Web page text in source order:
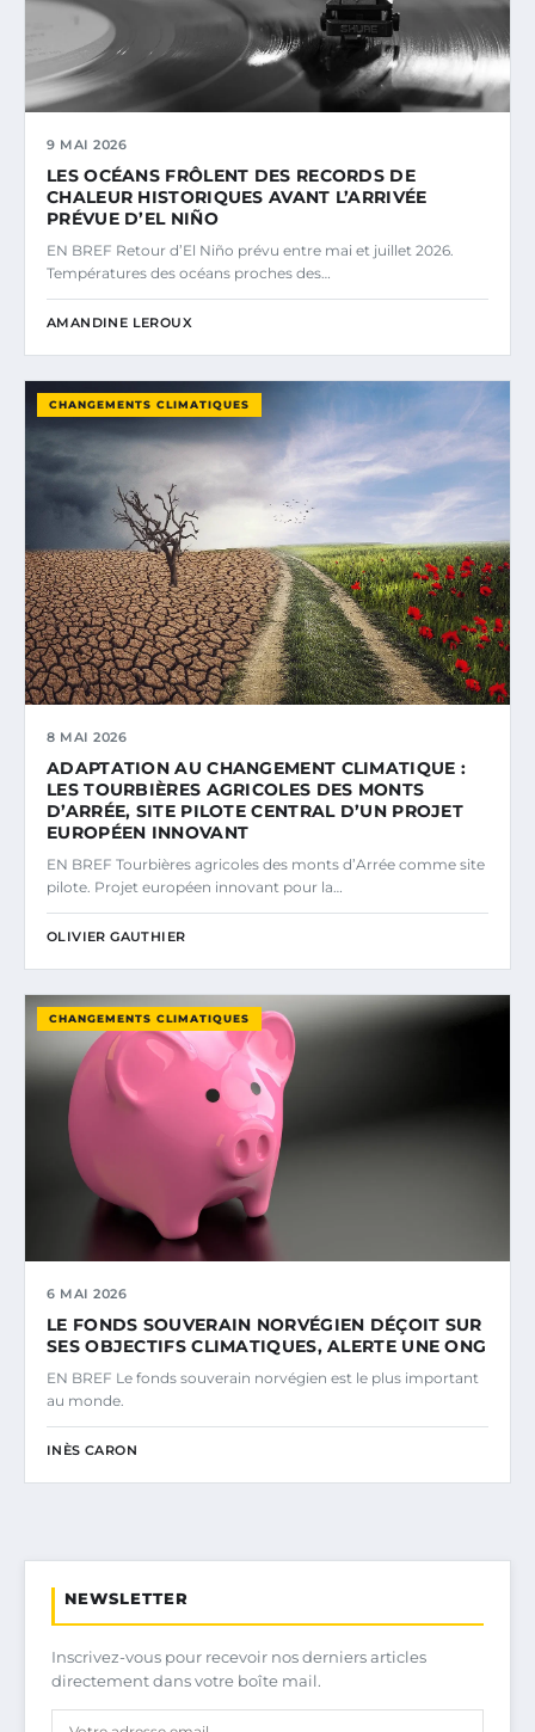
9 MAI 2026
LES OCÉANS FRÔLENT DES RECORDS DE
CHALEUR HISTORIQUES AVANT L’ARRIVÉE
PRÉVUE D’EL NIÑO
EN BREF Retour d’El Niño prévu entre mai et juillet 2026.
Températures des océans proches des…
AMANDINE LEROUX
CHANGEMENTS CLIMATIQUES
8 MAI 2026
ADAPTATION AU CHANGEMENT CLIMATIQUE :
LES TOURBIÈRES AGRICOLES DES MONTS
D’ARRÉE, SITE PILOTE CENTRAL D’UN PROJET
EUROPÉEN INNOVANT
EN BREF Tourbières agricoles des monts d’Arrée comme site
pilote. Projet européen innovant pour la…
OLIVIER GAUTHIER
CHANGEMENTS CLIMATIQUES
6 MAI 2026
LE FONDS SOUVERAIN NORVÉGIEN DÉÇOIT SUR
SES OBJECTIFS CLIMATIQUES, ALERTE UNE ONG
EN BREF Le fonds souverain norvégien est le plus important
au monde.
INÈS CARON
NEWSLETTER
Inscrivez-vous pour recevoir nos derniers articles
directement dans votre boîte mail.